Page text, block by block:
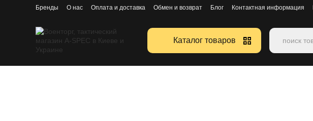
Перейти к основному контенту
Бренды О нас Оплата и доставка Обмен и возврат Блог Контактная информация
Каталог товаров